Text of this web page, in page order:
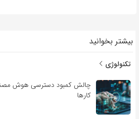
بیشتر بخوانید
تکنولوژی
چالش کمبود دسترسی هوش
کارها